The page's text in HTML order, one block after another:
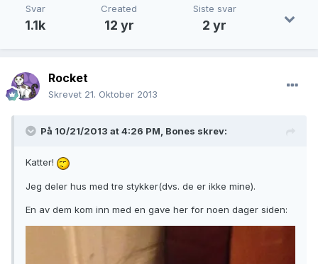
Svar
1.1k
Created
12 yr
Siste svar
2 yr
Rocket
Skrevet 21. Oktober 2013
På 10/21/2013 at 4:26 PM, Bones skrev:
Katter!
Jeg deler hus med tre stykker(dvs. de er ikke mine).
En av dem kom inn med en gave her for noen dager siden: